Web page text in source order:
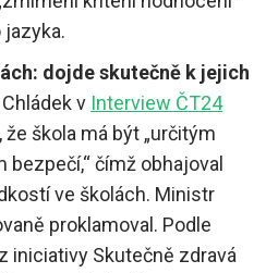
dojde skutečně k jejich
v Interview ČT24
že škola má být „určitým
čímž obhajoval
ve školách. Ministr
proklamoval. Podle
iniciativy Skutečně zdravá